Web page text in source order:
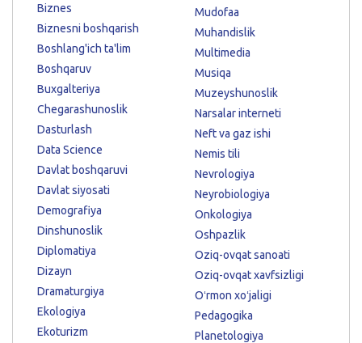
Biznes
Biznesni boshqarish
Boshlang'ich ta'lim
Boshqaruv
Buxgalteriya
Chegarashunoslik
Dasturlash
Data Science
Davlat boshqaruvi
Davlat siyosati
Demografiya
Dinshunoslik
Diplomatiya
Dizayn
Dramaturgiya
Ekologiya
Ekoturizm
Mudofaa
Muhandislik
Multimedia
Musiqa
Muzeyshunoslik
Narsalar interneti
Neft va gaz ishi
Nemis tili
Nevrologiya
Neyrobiologiya
Onkologiya
Oshpazlik
Oziq-ovqat sanoati
Oziq-ovqat xavfsizligi
Oʻrmon xoʻjaligi
Pedagogika
Planetologiya